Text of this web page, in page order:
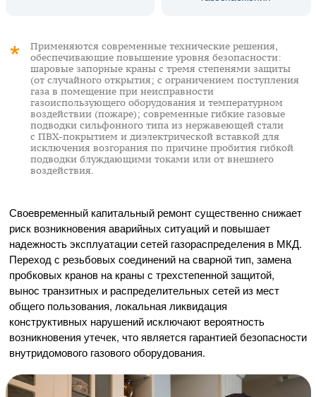
Применяются современные технические решения,
обеспечивающие повышение уровня безопасности:
шаровые запорные краны с тремя степенями защиты
(от случайного открытия; с ограничением поступления
газа в помещение при неисправности
газоиспользующего оборудования и температурном
воздействии (пожаре); современные гибкие газовые
подводки сильфонного типа из нержавеющей стали
с ПВХ-покрытием и диэлектрической вставкой для
исключения возгорания по причине пробития гибкой
подводки блуждающими токами или от внешнего
воздействия.
Своевременный капитальный ремонт существенно снижает
риск возникновения аварийных ситуаций и повышает
надежность эксплуатации сетей газораспределения в МКД.
Переход с резьбовых соединений на сварной тип, замена
пробковых кранов на краны с трехстепенной защитой,
вынос транзитных и распределительных сетей из мест
общего пользования, локальная ликвидация
конструктивных нарушений исключают вероятность
возникновения утечек, что является гарантией безопасности
внутридомового газового оборудования.